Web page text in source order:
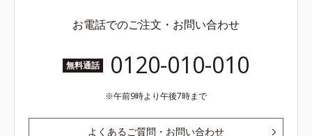
お電話でのご注文・お問い合わせ
無料通話 0120-010-010
午前9時より午後7時まで
よくあるご質問・お問い合わせ